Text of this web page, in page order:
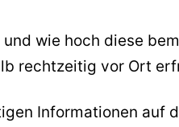
wie hoch diese
rechtzeitig vor Ort
Informationen auf